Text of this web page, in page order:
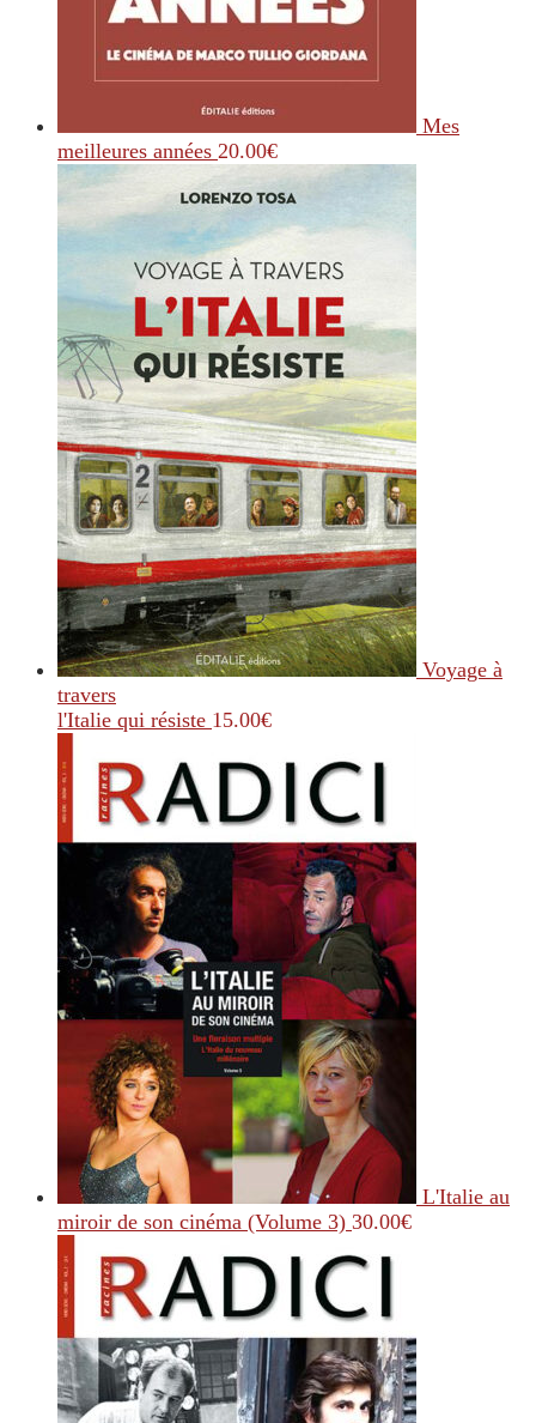
Mes
meilleures années 20.00€
Voyage à
travers
l'Italie qui résiste 15.00€
L'Italie au
miroir de son cinéma (Volume 3) 30.00€